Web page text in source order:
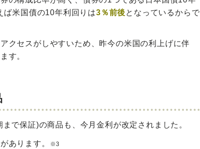
ば米国債の10年利回りは3％前後となっているからで
クセスがしやすいため、昨今の米国の利上げに伴
す。
で保証)の商品も、今月金利が改定されました。
あります。 ※3